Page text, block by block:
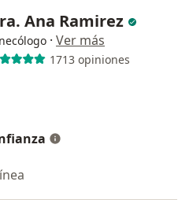
Ana Ramirez
· Ver más
1713 opiniones